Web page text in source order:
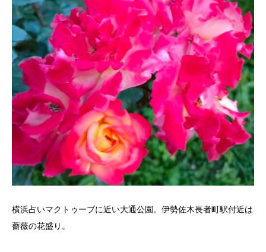
横浜占いマクトゥーブに近い大通公園。伊勢佐木長者町駅付近は
薔薇の花盛り。